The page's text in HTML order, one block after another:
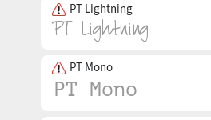
PT Lightning
PT Mono